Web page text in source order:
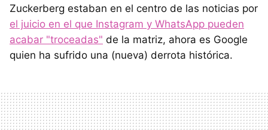
Zuckerberg estaban en el centro de las noticias por
el juicio en el que Instagram y WhatsApp pueden
acabar "troceadas" de la matriz, ahora es Google
quien ha sufrido una (nueva) derrota histórica.